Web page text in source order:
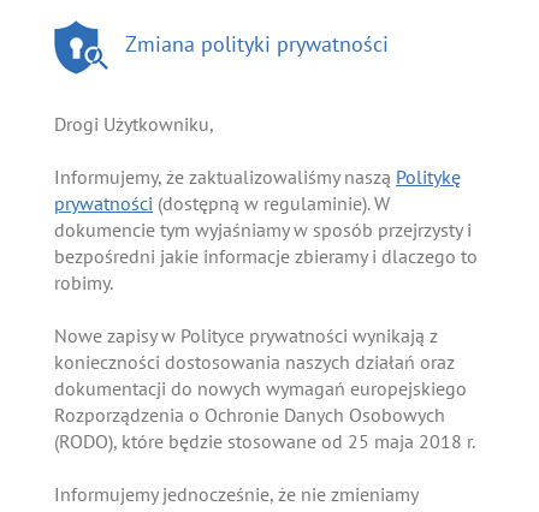
Zmiana polityki prywatności
Drogi Użytkowniku,
Informujemy, że zaktualizowaliśmy naszą Politykę
prywatności (dostępną w regulaminie). W
dokumencie tym wyjaśniamy w sposób przejrzysty i
bezpośredni jakie informacje zbieramy i dlaczego to
robimy.
Nowe zapisy w Polityce prywatności wynikają z
konieczności dostosowania naszych działań oraz
dokumentacji do nowych wymagań europejskiego
Rozporządzenia o Ochronie Danych Osobowych
(RODO), które będzie stosowane od 25 maja 2018 r.
Informujemy jednocześnie, że nie zmieniamy